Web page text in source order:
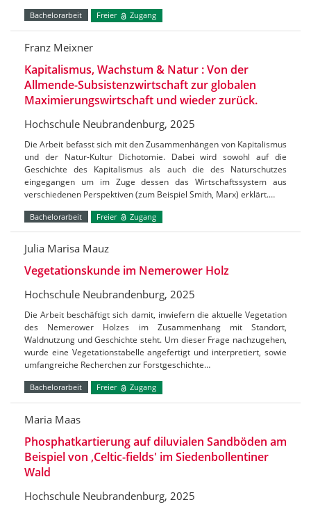
Bachelorarbeit Freier Zugang
Franz Meixner
Kapitalismus, Wachstum & Natur : Von der
Allmende-Subsistenzwirtschaft zur globalen
Maximierungswirtschaft und wieder zurück.
Hochschule Neubrandenburg, 2025
Die Arbeit befasst sich mit den Zusammenhängen von Kapitalismus
und der Natur-Kultur Dichotomie. Dabei wird sowohl auf die
Geschichte des Kapitalismus als auch die des Naturschutzes
eingegangen um im Zuge dessen das Wirtschaftssystem aus
verschiedenen Perspektiven (zum Beispiel Smith, Marx) erklärt.…
Bachelorarbeit Freier Zugang
Julia Marisa Mauz
Vegetationskunde im Nemerower Holz
Hochschule Neubrandenburg, 2025
Die Arbeit beschäftigt sich damit, inwiefern die aktuelle Vegetation
des Nemerower Holzes im Zusammenhang mit Standort,
Waldnutzung und Geschichte steht. Um dieser Frage nachzugehen,
wurde eine Vegetationstabelle angefertigt und interpretiert, sowie
umfangreiche Recherchen zur Forstgeschichte…
Bachelorarbeit Freier Zugang
Maria Maas
Phosphatkartierung auf diluvialen Sandböden am
Beispiel von ‚Celtic-fields' im Siedenbollentiner
Wald
Hochschule Neubrandenburg, 2025